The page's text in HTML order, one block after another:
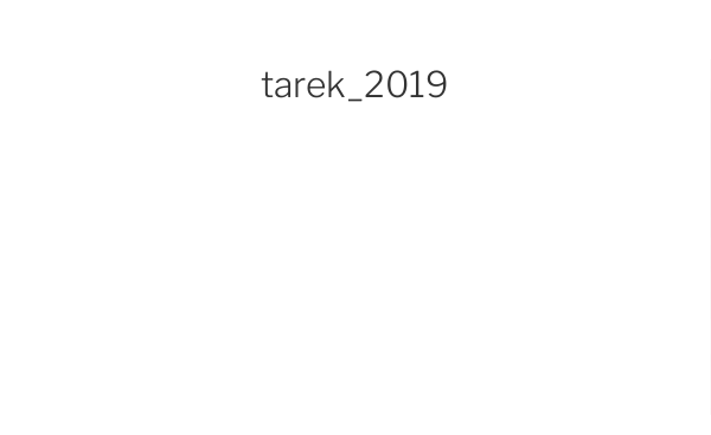
tarek_2019